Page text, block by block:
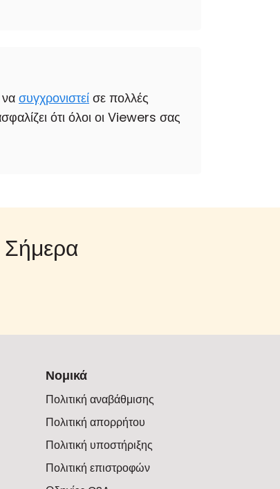
συγχρονιστεί σε πολλές
ότι όλοι οι Viewers σας
Νομικά
Πολιτική αναβάθμισης
Πολιτική απορρήτου
Πολιτική υποστήριξης
Πολιτική επιστροφών